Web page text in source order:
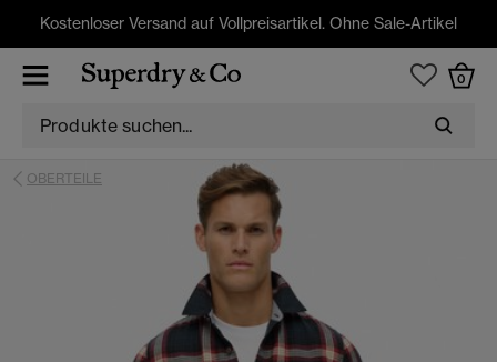
Kostenloser Versand auf Vollpreisartikel. Ohne Sale-Artikel
0
OBERTEILE